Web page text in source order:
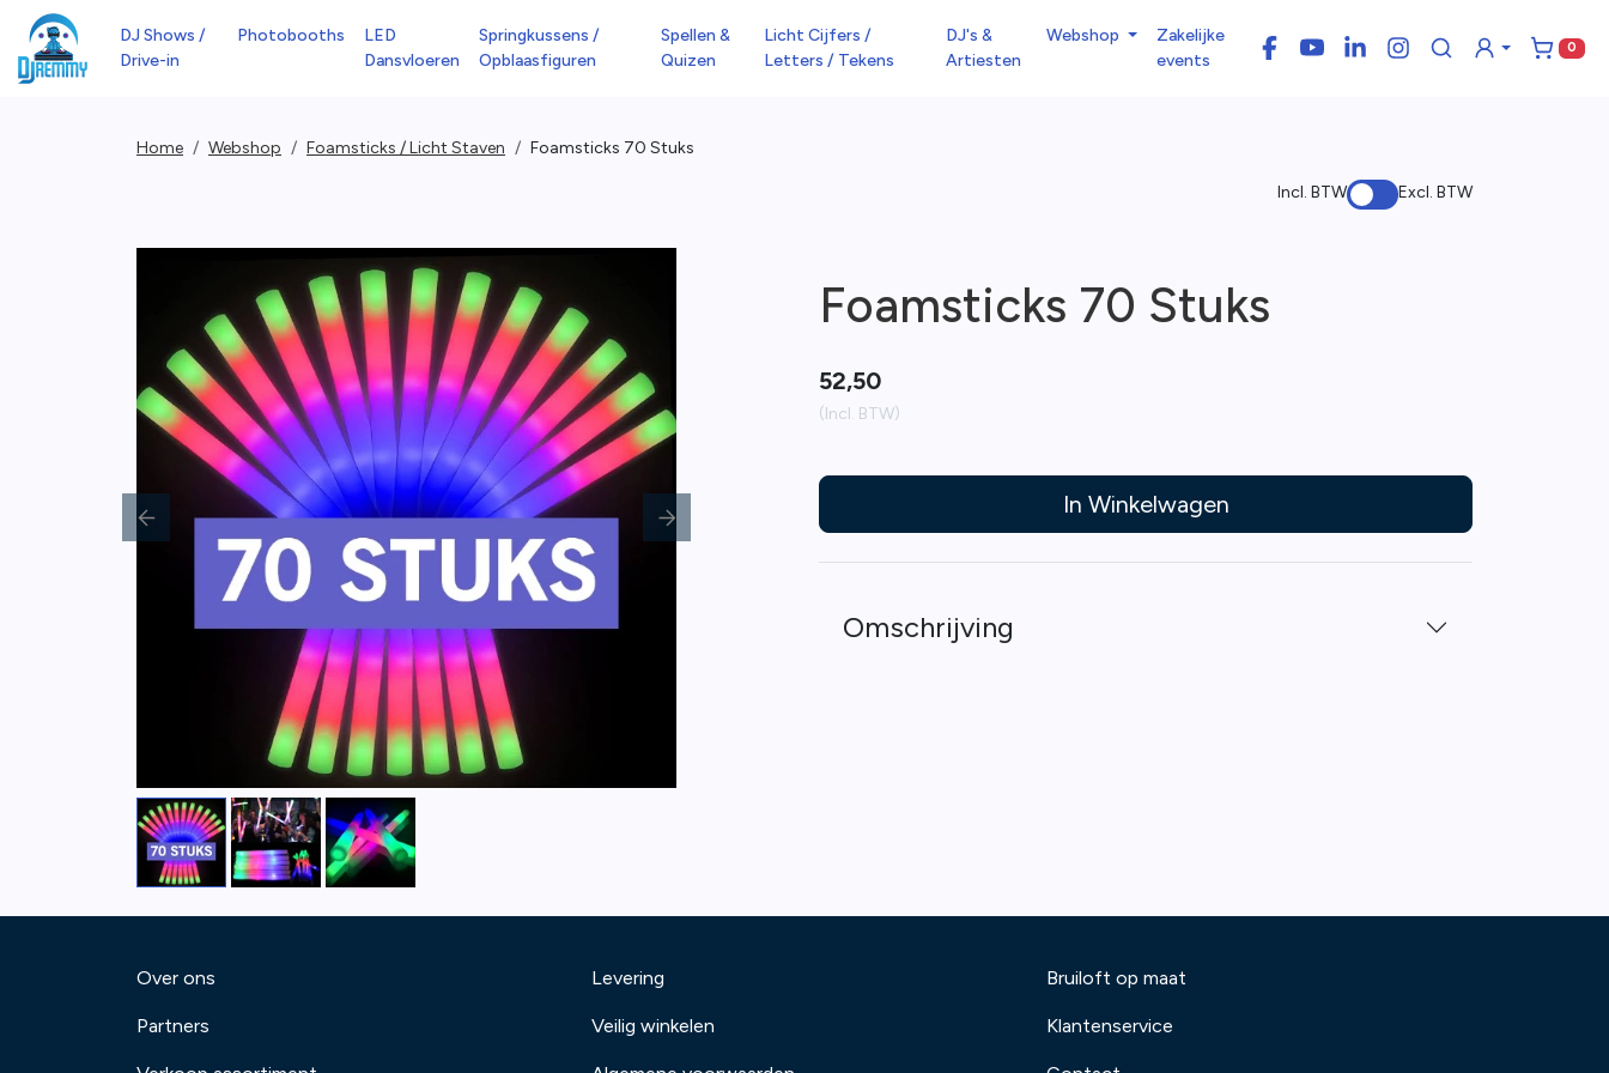
DJ Shows /
Drive-in
Photobooths
LED
Dansvloeren
Springkussens /
Opblaasfiguren
Spellen &
Quizen
Licht Cijfers /
Letters / Tekens
DJ's &
Artiesten
Webshop
Zakelijke
events
FacebookYouTubeLinkedInInstagram
0
Home Webshop Foamsticks / Licht Staven Foamsticks 70 Stuks
Incl. BTW Excl. BTW
Previous Next
Foamsticks 70 Stuks
52,50
(Incl. BTW)
In Winkelwagen
Omschrijving
Over ons
Partners
Levering
Veilig winkelen
Bruiloft op maat
Klantenservice